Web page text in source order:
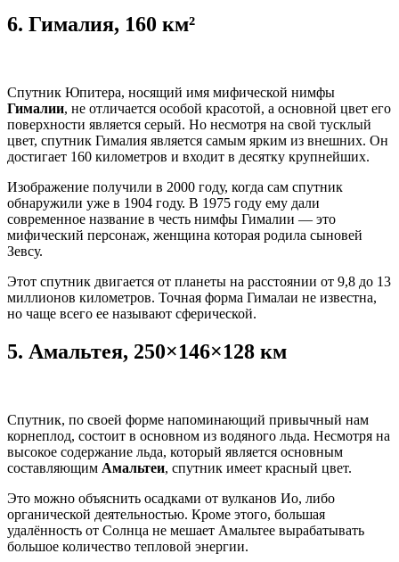
6. Гималия, 160 км²
Спутник Юпитера, носящий имя мифической нимфы
Гималии, не отличается особой красотой, а основной цвет его
поверхности является серый. Но несмотря на свой тусклый
цвет, спутник Гималия является самым ярким из внешних. Он
достигает 160 километров и входит в десятку крупнейших.
Изображение получили в 2000 году, когда сам спутник
обнаружили уже в 1904 году. В 1975 году ему дали
современное название в честь нимфы Гималии — это
мифический персонаж, женщина которая родила сыновей
Зевсу.
Этот спутник двигается от планеты на расстоянии от 9,8 до 13
миллионов километров. Точная форма Гималаи не известна,
но чаще всего ее называют сферической.
5. Амальтея, 250×146×128 км
Спутник, по своей форме напоминающий привычный нам
корнеплод, состоит в основном из водяного льда. Несмотря на
высокое содержание льда, который является основным
составляющим Амальтеи, спутник имеет красный цвет.
Это можно объяснить осадками от вулканов Ио, либо
органической деятельностью. Кроме этого, большая
удалённость от Солнца не мешает Амальтее вырабатывать
большое количество тепловой энергии.